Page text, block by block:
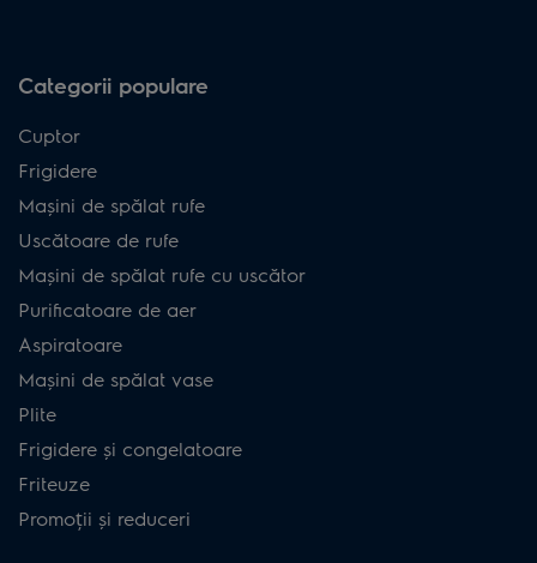
Categorii populare
Cuptor
Frigidere
Mașini de spălat rufe
Uscătoare de rufe
Mașini de spălat rufe cu uscător
Purificatoare de aer
Aspiratoare
Mașini de spălat vase
Plite
Frigidere și congelatoare
Friteuze
Promoții și reduceri